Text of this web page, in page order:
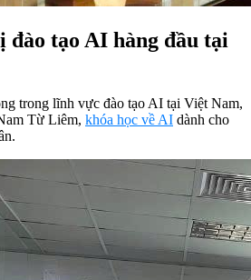
tạo AI hàng đầu tại
trong lĩnh vực đào tạo AI tại Việt Nam,
Từ Liêm, khóa học về AI dành cho